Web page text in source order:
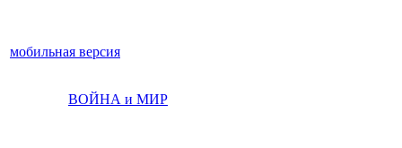
мобильная версия
ВОЙНА и МИР